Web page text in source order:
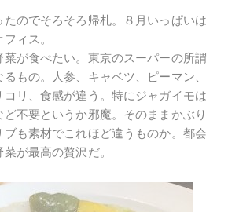
のでそろそろ帰札。８月いっぱいは
ィス。
が食べたい。東京のスーパーの所謂
るもの。人参、キャベツ、ピーマン、
コリ、食感が違う。特にジャガイモは
不要というか邪魔。そのままかぶり
も素材でこれほど違うものか。都会
が最高の贅沢だ。